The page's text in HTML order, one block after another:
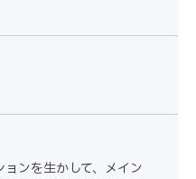
ンを生かして、メイン